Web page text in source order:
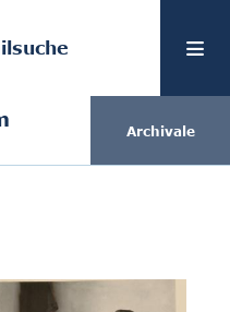
Archivale